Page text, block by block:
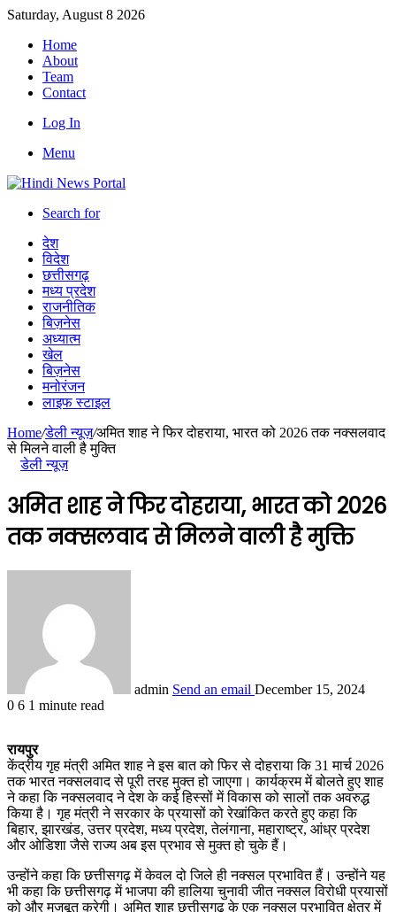
Saturday, August 8 2026
Home
About
Team
Contact
Log In
Menu
Search for
देश
विदेश
छत्तीसगढ़
मध्य प्रदेश
राजनीतिक
बिज़नेस
अध्यात्म
खेल
बिज़नेस
मनोरंजन
लाइफ स्टाइल
Home/डेली न्यूज़/अमित शाह ने फिर दोहराया, भारत को 2026 तक नक्सलवाद
से मिलने वाली है मुक्ति
डेली न्यूज़
अमित शाह ने फिर दोहराया, भारत को 2026
तक नक्सलवाद से मिलने वाली है मुक्ति
admin Send an email December 15, 2024
0 6 1 minute read
रायपुर
केंद्रीय गृह मंत्री अमित शाह ने इस बात को फिर से दोहराया कि 31 मार्च 2026
तक भारत नक्सलवाद से पूरी तरह मुक्त हो जाएगा। कार्यक्रम में बोलते हुए शाह
ने कहा कि नक्सलवाद ने देश के कई हिस्सों में विकास को सालों तक अवरुद्ध
किया है। गृह मंत्री ने सरकार के प्रयासों को रेखांकित करते हुए कहा कि
बिहार, झारखंड, उत्तर प्रदेश, मध्य प्रदेश, तेलंगाना, महाराष्ट्र, आंध्र प्रदेश
और ओडिशा जैसे राज्य अब इस प्रभाव से मुक्त हो चुके हैं।
उन्होंने कहा कि छत्तीसगढ़ में केवल दो जिले ही नक्सल प्रभावित हैं। उन्होंने यह
भी कहा कि छत्तीसगढ़ में भाजपा की हालिया चुनावी जीत नक्सल विरोधी प्रयासों
को और मजबूत करेगी। अमित शाह छत्तीसगढ़ के एक नक्सल प्रभावित क्षेत्र में